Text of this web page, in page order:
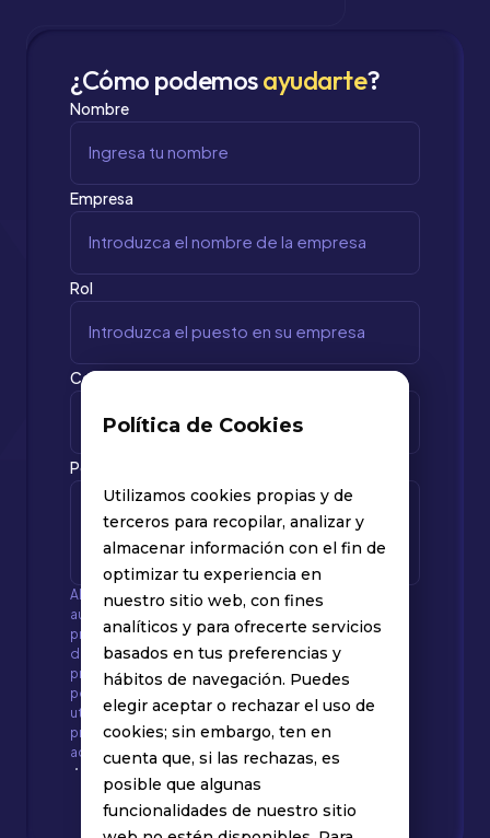
¿Cómo podemosayudarte?
Nombre
Empresa
Rol
Correo electrónico
Por favor, dinos cómo podemos ayudarte
Al enviar y utilizar nuestro sitio web, usted otorga
autorización previa y expresa a GatekeeperX para
procesar sus datos personales como controlador
de datos de acuerdo con nuestra Política de
procesamiento de datos personales. En esta
política, puede revisar los fines para los que
utilizamos sus datos, los canales disponibles para
presentar consultas o quejas y sus derechos a
acceder, actualizar o rectificar su información.
Enviar
Política de Cookies
Utilizamos cookies propias y de
terceros para recopilar, analizar y
almacenar información con el fin de
optimizar tu experiencia en
nuestro sitio web, con fines
analíticos y para ofrecerte servicios
basados en tus preferencias y
hábitos de navegación. Puedes
elegir aceptar o rechazar el uso de
cookies; sin embargo, ten en
cuenta que, si las rechazas, es
posible que algunas
funcionalidades de nuestro sitio